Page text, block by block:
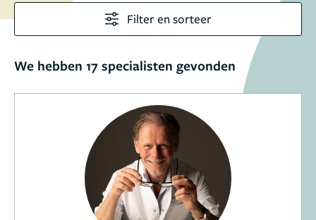
Filter en sorteer
We hebben 17 specialisten gevonden